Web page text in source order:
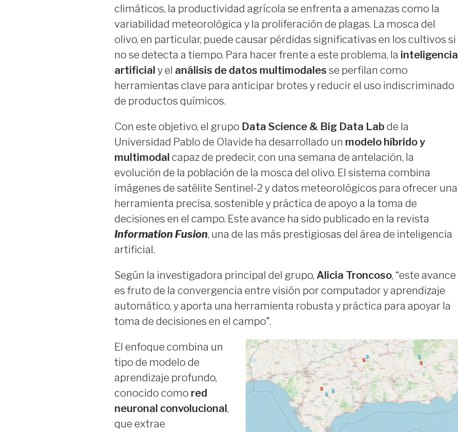
climáticos, la productividad agrícola se enfrenta a amenazas como la
variabilidad meteorológica y la proliferación de plagas. La mosca del
olivo, en particular, puede causar pérdidas significativas en los cultivos si
no se detecta a tiempo. Para hacer frente a este problema, la inteligencia
artificial y el análisis de datos multimodales se perfilan como
herramientas clave para anticipar brotes y reducir el uso indiscriminado
de productos químicos.
Con este objetivo, el grupo Data Science & Big Data Lab de la
Universidad Pablo de Olavide ha desarrollado un modelo híbrido y
multimodal capaz de predecir, con una semana de antelación, la
evolución de la población de la mosca del olivo. El sistema combina
imágenes de satélite Sentinel-2 y datos meteorológicos para ofrecer una
herramienta precisa, sostenible y práctica de apoyo a la toma de
decisiones en el campo. Este avance ha sido publicado en la revista
Information Fusion, una de las más prestigiosas del área de inteligencia
artificial.
Según la investigadora principal del grupo, Alicia Troncoso, “este avance
es fruto de la convergencia entre visión por computador y aprendizaje
automático, y aporta una herramienta robusta y práctica para apoyar la
toma de decisiones en el campo”.
El enfoque combina un
tipo de modelo de
aprendizaje profundo,
conocido como red
neuronal convolucional,
que extrae